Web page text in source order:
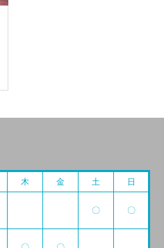
木 金 土 日
〇 〇